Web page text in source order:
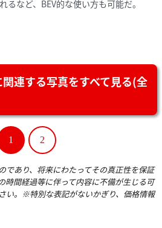
など、BEV的な使い方も可能だ。
関連する写真をすべて見る(全
1 2
あり、将来にわたってその真正性を保証
時間経過等に伴って内容に不備が生じる可
い。※特別な表記がないかぎり、価格情報